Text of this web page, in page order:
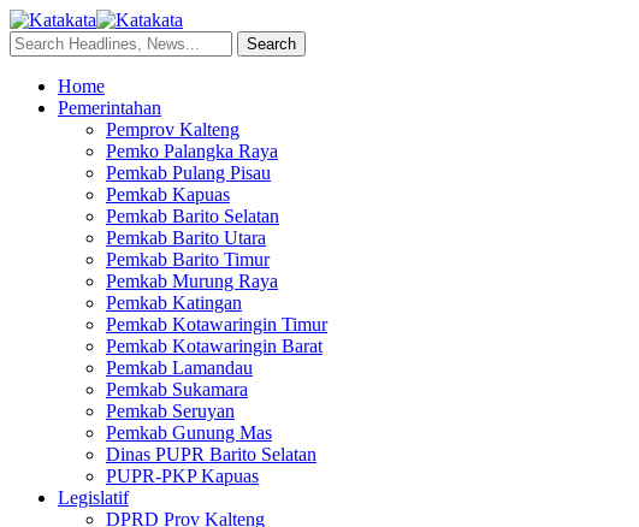
Home
Pemerintahan
Pemprov Kalteng
Pemko Palangka Raya
Pemkab Pulang Pisau
Pemkab Kapuas
Pemkab Barito Selatan
Pemkab Barito Utara
Pemkab Barito Timur
Pemkab Murung Raya
Pemkab Katingan
Pemkab Kotawaringin Timur
Pemkab Kotawaringin Barat
Pemkab Lamandau
Pemkab Sukamara
Pemkab Seruyan
Pemkab Gunung Mas
Dinas PUPR Barito Selatan
PUPR-PKP Kapuas
Legislatif
DPRD Prov Kalteng